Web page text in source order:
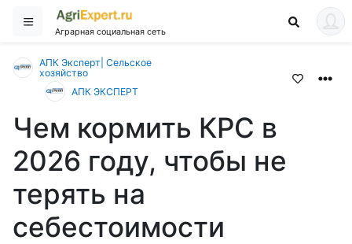
Аграрная социальная сеть
АПК Эксперт| Сельское
хозяйство
АПК ЭКСПЕРТ
Чем кормить КРС в
2026 году, чтобы не
терять на
себестоимости